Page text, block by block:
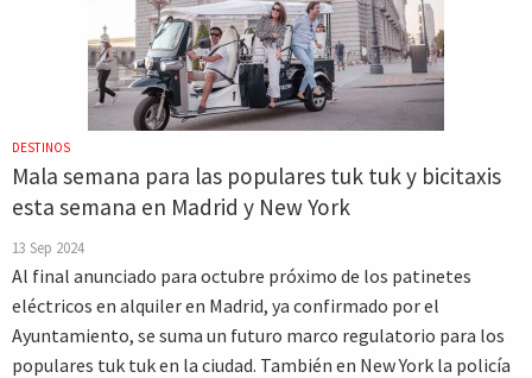
DESTINOS
Mala semana para las populares tuk tuk y bicitaxis
esta semana en Madrid y New York
13 Sep 2024
Al final anunciado para octubre próximo de los patinetes
eléctricos en alquiler en Madrid, ya confirmado por el
Ayuntamiento, se suma un futuro marco regulatorio para los
populares tuk tuk en la ciudad. También en New York la policía